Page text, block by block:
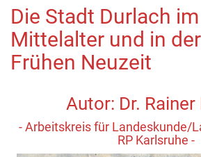
Die Stadt Durlach im
Mittelalter und in der
Frühen Neuzeit
Autor: Dr. Rainer
- Arbeitskreis für Landeskunde/
RP Karlsruhe -